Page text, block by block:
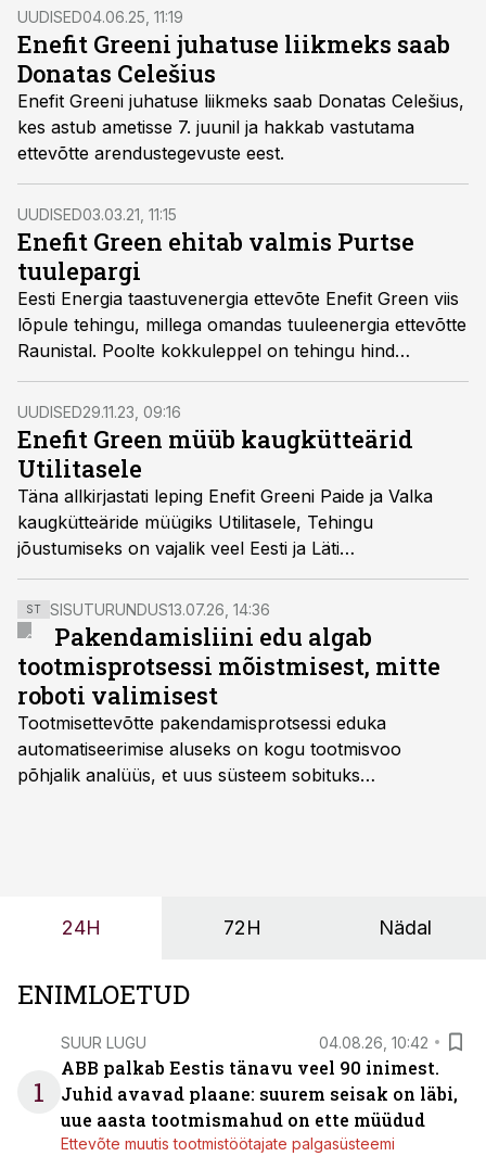
UUDISED04.06.25, 11:19
Enefit Greeni juhatuse liikmeks saab
Donatas Celešius
Enefit Greeni juhatuse liikmeks saab Donatas Celešius,
kes astub ametisse 7. juunil ja hakkab vastutama
ettevõtte arendustegevuste eest.
UUDISED03.03.21, 11:15
Enefit Green ehitab valmis Purtse
tuulepargi
Eesti Energia taastuvenergia ettevõte Enefit Green viis
lõpule tehingu, millega omandas tuuleenergia ettevõtte
Raunistal. Poolte kokkuleppel on tehingu hind
konfidentsiaalne. Ühtlasi ehitab Enefit Green valmis
Raunistali arendatud Purtse tuulepargi Ida-Virumaal.
UUDISED29.11.23, 09:16
Enefit Green müüb kaugkütteärid
Utilitasele
Täna allkirjastati leping Enefit Greeni Paide ja Valka
kaugkütteäride müügiks Utilitasele, Tehingu
jõustumiseks on vajalik veel Eesti ja Läti
konkurentsiametite nõusolek.
ST SISUTURUNDUS13.07.26, 14:36
Pakendamisliini edu algab
tootmisprotsessi mõistmisest, mitte
roboti valimisest
Tootmisettevõtte pakendamisprotsessi eduka
automatiseerimise aluseks on kogu tootmisvoo
põhjalik analüüs, et uus süsteem sobituks
OÜ tegevjuht Sander Mitendorf.
24H 72H Nädal
ENIMLOETUD
1
SUUR LUGU 04.08.26, 10:42
ABB palkab Eestis tänavu veel 90 inimest.
Juhid avavad plaane: suurem seisak on läbi,
uue aasta tootmismahud on ette müüdud
Ettevõte muutis tootmistöötajate palgasüsteemi